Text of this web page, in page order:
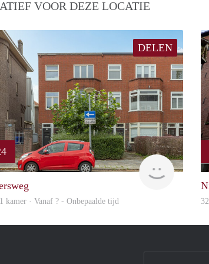
VOOR DEZE LOCATIE
DELEN
Vast &
kamer · Vanaf ? - Onbepaalde tijd